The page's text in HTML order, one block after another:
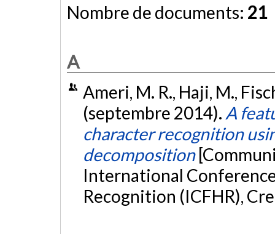
Nombre de documents: 21
A
Ameri, M. R., Haji, M.,
(septembre 2014). A
character recognition
decomposition
International
Recognition (ICFHR),